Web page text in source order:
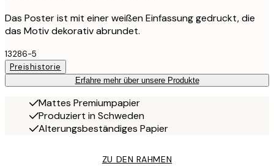
Das Poster ist mit einer weißen Einfassung gedruckt, die
das Motiv dekorativ abrundet.
13286-5
Preishistorie
Erfahre mehr über unsere Produkte
Mattes Premiumpapier
Produziert in Schweden
Alterungsbeständiges Papier
ZU DEN RAHMEN